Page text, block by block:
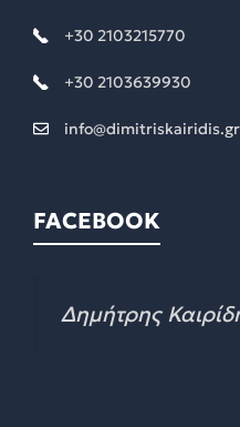
+30 2103215770
+30 2103639930
info@dimitriskairidis.gr
FACEBOOK
Δημήτρης